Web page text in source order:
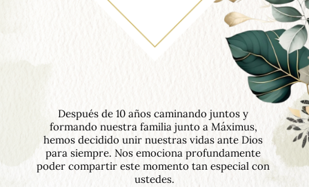
Después de 10 años caminando juntos y
formando nuestra familia junto a Máximus,
hemos decidido unir nuestras vidas ante Dios
para siempre. Nos emociona profundamente
poder compartir este momento tan especial con
ustedes.